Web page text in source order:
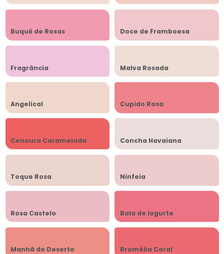
Buquê de Rosas Doce de Framboesa
Fragrância Malva Rosada
Angelical Cupido Rosa
Cenoura Caramelada Concha Havaiana
Toque Rosa Ninfeia
Rosa Castelo Bala de Iogurte
Manhã do Deserto Bromélia Coral